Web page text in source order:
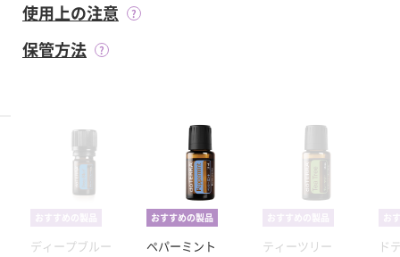
使用上の注意
保管方法
ディープブルー
おすすめの製品
ペパーミント ティーツリー ド